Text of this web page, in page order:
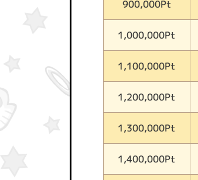
900,000Pt
1,000,000Pt
1,100,000Pt
1,200,000Pt
1,300,000Pt
1,400,000Pt